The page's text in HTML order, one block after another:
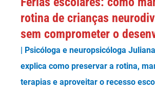
rotina de crianças
sem comprometer o
| Psicóloga e neuropsicóloga
explica como preservar a rotina,
terapias e aproveitar o recesso